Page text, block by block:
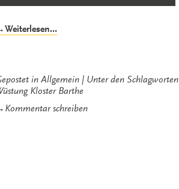
„Trombone
Flora
und
Fauna“
in Allgemein Unter den Schlagworten
Kloster Barthe
Kommentar schreibenzu